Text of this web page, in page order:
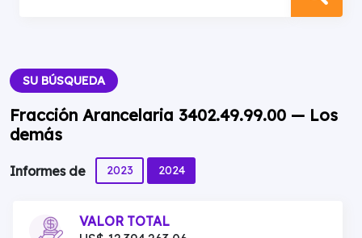
SU BÚSQUEDA
Fracción Arancelaria 3402.49.99.00 — Los
demás
Informes de 2023 2024
VALOR TOTAL